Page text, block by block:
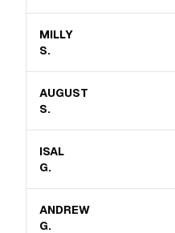
MILLY
S.
AUGUST
S.
ISAL
G.
ANDREW
G.